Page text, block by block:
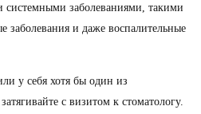
системными заболеваниями, такими
заболевания и даже воспалительные
у себя хотя бы один из
с визитом к стоматологу.